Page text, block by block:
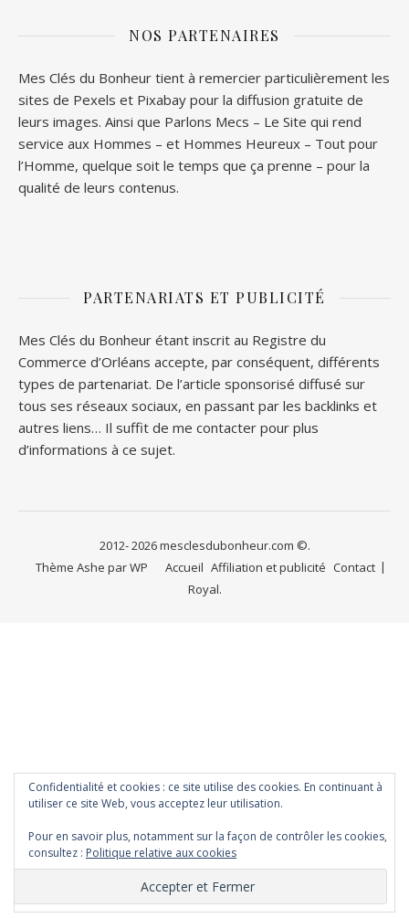
NOS PARTENAIRES
Mes Clés du Bonheur tient à remercier particulièrement les
sites de Pexels et Pixabay pour la diffusion gratuite de
leurs images. Ainsi que Parlons Mecs – Le Site qui rend
service aux Hommes – et Hommes Heureux – Tout pour
l’Homme, quelque soit le temps que ça prenne – pour la
qualité de leurs contenus.
PARTENARIATS ET PUBLICITÉ
Mes Clés du Bonheur étant inscrit au Registre du
Commerce d’Orléans accepte, par conséquent, différents
types de partenariat. De l’article sponsorisé diffusé sur
tous ses réseaux sociaux, en passant par les backlinks et
autres liens… Il suffit de me contacter pour plus
d’informations à ce sujet.
2012- 2026 mesclesdubonheur.com ©.
Accueil Affiliation et publicité Contact
Thème Ashe parWP
Royal.
Confidentialité et cookies : ce site utilise des cookies. En continuant à
utiliser ce site Web, vous acceptez leur utilisation.
Pour en savoir plus, notamment sur la façon de contrôler les cookies,
consultez : Politique relative aux cookies